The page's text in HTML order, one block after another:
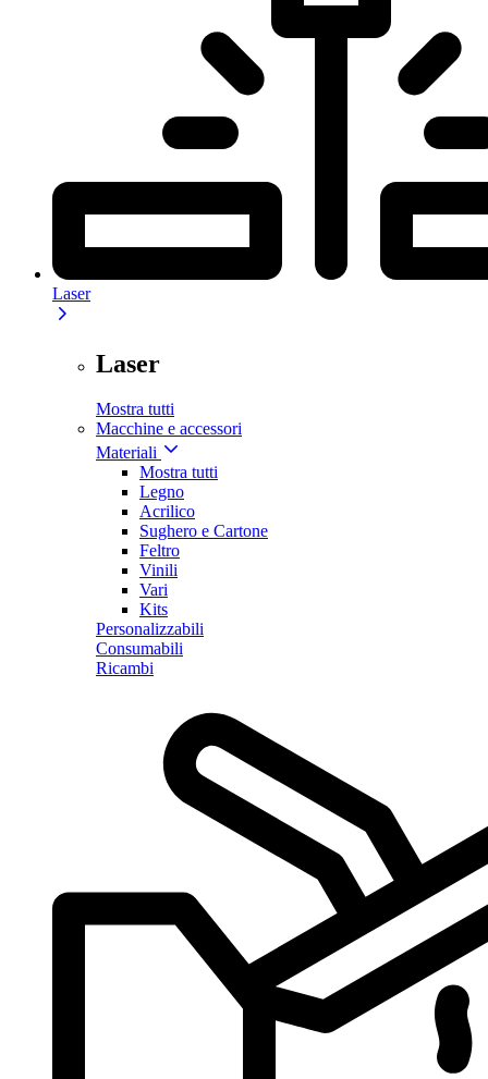
Laser
Laser
Mostra tutti
Macchine e accessori
Materiali
Mostra tutti
Legno
Acrilico
Sughero e Cartone
Feltro
Vinili
Vari
Kits
Personalizzabili
Consumabili
Ricambi